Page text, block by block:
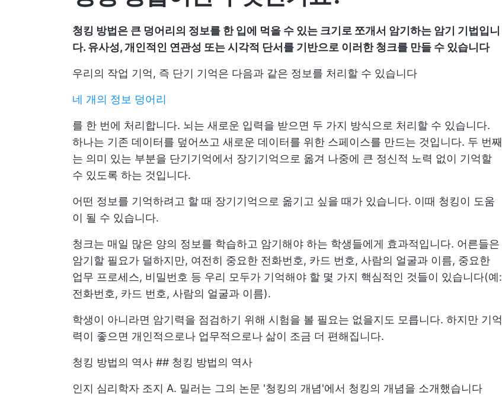
청킹 방법은 큰 덩어리의 정보를 한 입에 먹을 수 있는 크기로 쪼개서 암기하는 암기 기법입니
다. 유사성, 개인적인 연관성 또는 시각적 단서를 기반으로 이러한 청크를 만들 수 있습니다
우리의 작업 기억, 즉 단기 기억은 다음과 같은 정보를 처리할 수 있습니다
네 개의 정보 덩어리
를 한 번에 처리합니다. 뇌는 새로운 입력을 받으면 두 가지 방식으로 처리할 수 있습니다.
하나는 기존 데이터를 덮어쓰고 새로운 데이터를 위한 스페이스를 만드는 것입니다. 두 번째
는 의미 있는 부분을 단기기억에서 장기기억으로 옮겨 나중에 큰 정신적 노력 없이 기억할
수 있도록 하는 것입니다.
어떤 정보를 기억하려고 할 때 장기기억으로 옮기고 싶을 때가 있습니다. 이때 청킹이 도움
이 될 수 있습니다.
청크는 매일 많은 양의 정보를 학습하고 암기해야 하는 학생들에게 효과적입니다. 어른들은
암기할 필요가 덜하지만, 여전히 중요한 전화번호, 카드 번호, 사람의 얼굴과 이름, 중요한
업무 프로세스, 비밀번호 등 우리 모두가 기억해야 할 몇 가지 핵심적인 것들이 있습니다(예:
전화번호, 카드 번호, 사람의 얼굴과 이름).
학생이 아니라면 암기력을 점검하기 위해 시험을 볼 필요는 없을지도 모릅니다. 하지만 기억
력이 좋으면 개인적으로나 업무적으로나 삶이 조금 더 편해집니다.
청킹 방법의 역사 ## 청킹 방법의 역사
인지 심리학자 조지 A. 밀러는 그의 논문 '청킹의 개념'에서 청킹의 개념을 소개했습니다